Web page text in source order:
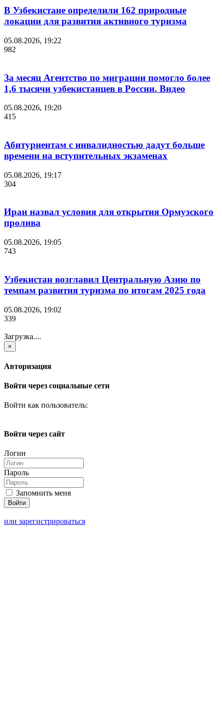
В Узбекистане определили 162 природные
локации для развития активного туризма
05.08.2026, 19:22
982
За месяц Агентство по миграции помогло более
1,6 тысячи узбекистанцев в России. Видео
05.08.2026, 19:20
415
Абитуриентам с инвалидностью дадут больше
времени на вступительных экзаменах
05.08.2026, 19:17
304
Иран назвал условия для открытия Ормузского
пролива
05.08.2026, 19:05
743
Узбекистан возглавил Центральную Азию по
темпам развития туризма по итогам 2025 года
05.08.2026, 19:02
339
Загрузка....
×
Авторизация
Войти через социальные сети
Войти как пользователь:
Войти через сайт
Логин
Пароль
Запомнить меня
или зарегистрироваться